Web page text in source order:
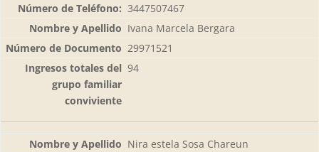
3447507467
Ivana Marcela Bergara
29971521
94
Nira estela Sosa Chareun